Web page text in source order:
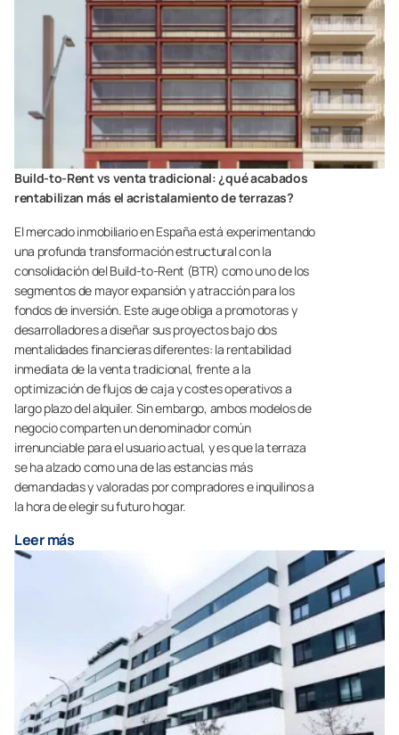
Build-to-Rent vs venta tradicional: ¿qué acabados
rentabilizan más el acristalamiento de terrazas?
El mercado inmobiliario en España está experimentando
una profunda transformación estructural con la
consolidación del Build-to-Rent (BTR) como uno de los
segmentos de mayor expansión y atracción para los
fondos de inversión. Este auge obliga a promotoras y
desarrolladores a diseñar sus proyectos bajo dos
mentalidades financieras diferentes: la rentabilidad
inmediata de la venta tradicional, frente a la
optimización de flujos de caja y costes operativos a
largo plazo del alquiler. Sin embargo, ambos modelos de
negocio comparten un denominador común
irrenunciable para el usuario actual, y es que la terraza
se ha alzado como una de las estancias más
demandadas y valoradas por compradores e inquilinos a
la hora de elegir su futuro hogar.
Leer más